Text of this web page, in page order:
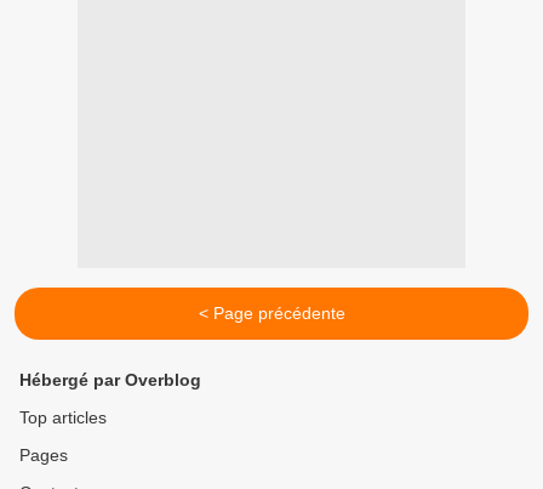
< Page précédente
Hébergé par Overblog
Top articles
Pages